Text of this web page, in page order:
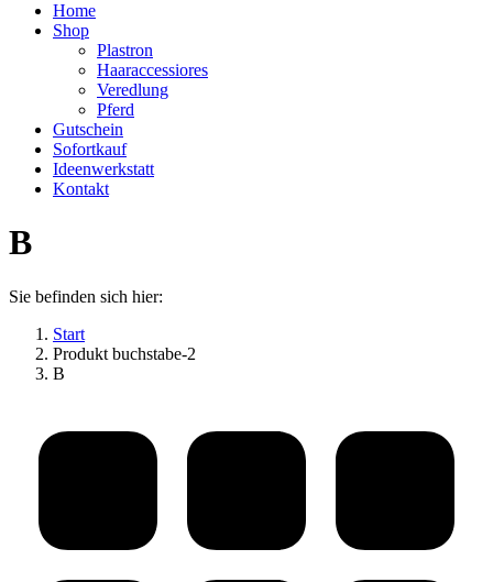
Home
Shop
Plastron
Haaraccessiores
Veredlung
Pferd
Gutschein
Sofortkauf
Ideenwerkstatt
Kontakt
B
Sie befinden sich hier:
Start
Produkt buchstabe-2
B